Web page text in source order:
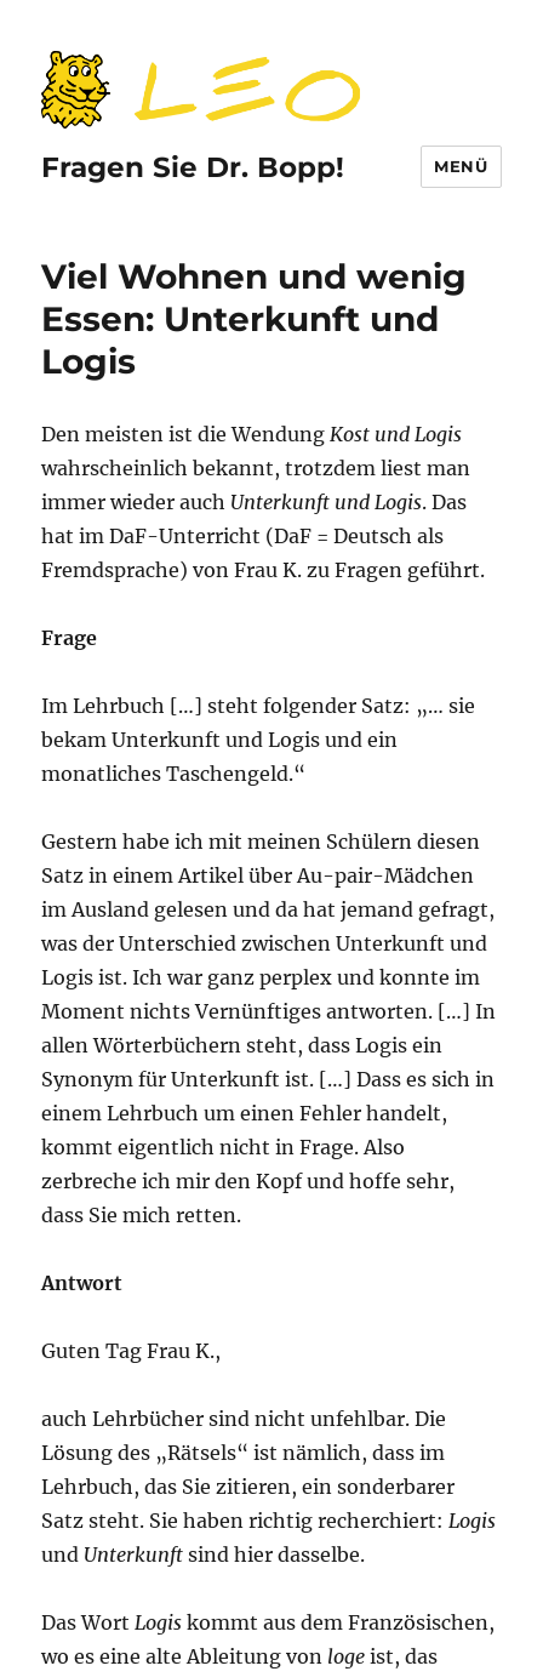
Fragen Sie Dr. Bopp! MENÜ
Viel Wohnen und wenig
Essen: Unterkunft und
Logis
Den meisten ist die WendungKost und Logis
wahrscheinlich bekannt, trotzdem liest man
immer wieder auch Unterkunft und Logis. Das
hat im DaF-Unterricht (DaF = Deutsch als
Fremdsprache) von Frau K. zu Fragen geführt.
Frage
Im Lehrbuch […] steht folgender Satz: „… sie
bekam Unterkunft und Logis und ein
monatliches Taschengeld.“
Gestern habe ich mit meinen Schülern diesen
Satz in einem Artikel über Au-pair-Mädchen
im Ausland gelesen und da hat jemand gefragt,
was der Unterschied zwischen Unterkunft und
Logis ist. Ich war ganz perplex und konnte im
Moment nichts Vernünftiges antworten. […] In
allen Wörterbüchern steht, dass Logis ein
Synonym für Unterkunft ist. […] Dass es sich in
einem Lehrbuch um einen Fehler handelt,
kommt eigentlich nicht in Frage. Also
zerbreche ich mir den Kopf und hoffe sehr,
dass Sie mich retten.
Antwort
Guten Tag Frau K.,
auch Lehrbücher sind nicht unfehlbar. Die
Lösung des „Rätsels“ ist nämlich, dass im
Lehrbuch, das Sie zitieren, ein sonderbarer
Satz steht. Sie haben richtig recherchiert:Logis
und Unterkunft sind hier dasselbe.
Das WortLogis kommt aus dem Französischen,
wo es eine alte Ableitung von loge ist, das